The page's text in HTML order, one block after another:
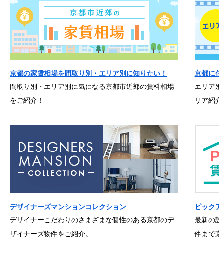
京都の家賃相場を間取り別・エリア別に知りたい！
間取り別・エリア別に気になる京都市近郊の賃料相場
をご紹介！
京都に
エリア
リア紹
デザイナーズマンションコレクション
デザイナーこだわりのさまざまな個性のある京都のデ
ザイナーズ物件をご紹介。
ピック
最新の
件まで